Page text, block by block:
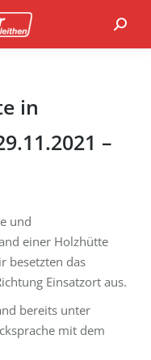
in
–
und
einer Holzhütte
besetzten das
Einsatzort aus.
bereits unter
mit dem